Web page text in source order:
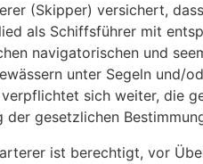
(Skipper) versichert,
als Schiffsführer mit
navigatorischen und
unter Segeln und/
sich weiter, die
der gesetzlichen
ist berechtigt, vor